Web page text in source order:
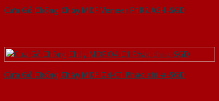
Cửa Gỗ Chống Cháy MDF Veneer P1R2 ASH-SGD
Cửa Gỗ Chống Cháy MDF O4-C1 Phào chi-a-SGD